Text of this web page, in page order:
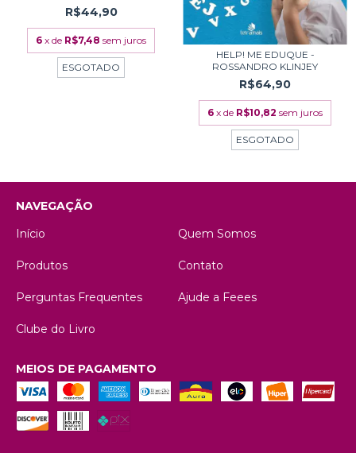
R$44,90
6 x de R$7,48 sem juros
ESGOTADO
HELP! ME EDUQUE -
ROSSANDRO KLINJEY
R$64,90
6 x de R$10,82 sem juros
ESGOTADO
NAVEGAÇÃO
Início
Quem Somos
Produtos Contato
Perguntas Frequentes Ajude a Feees
Clube do Livro
MEIOS DE PAGAMENTO